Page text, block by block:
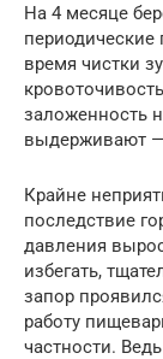
На 4 месяце
время чистки
заложенность
выдерживают
Крайне
последствие
давления
избегать,
запор
работу
частности.